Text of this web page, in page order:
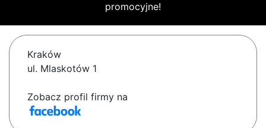
promocyjne!
Kraków
ul. Mlaskotów 1
Zobacz profil firmy na